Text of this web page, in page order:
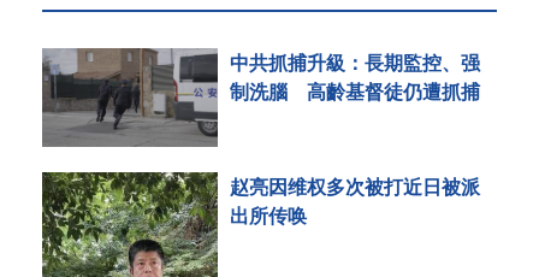
中共抓捕升級：長期監控、强
制洗腦 高齡基督徒仍遭抓捕
赵亮因维权多次被打近日被派
出所传唤